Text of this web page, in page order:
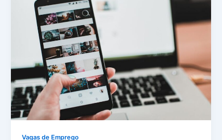
Vagas de Emprego